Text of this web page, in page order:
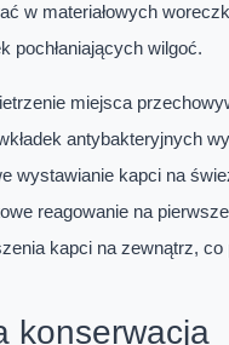
w materiałowych
pochłaniających wilgoć.
miejsca
antybakteryjnych
wystawianie kapci na
reagowanie na
kapci na zewnątrz,
konserwacja